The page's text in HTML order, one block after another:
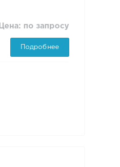
Цена: по запросу
Подробнее